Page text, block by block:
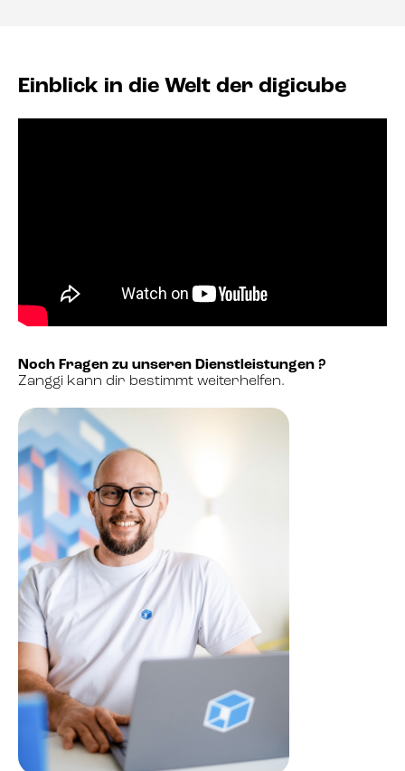
Einblick in die Welt der digicube
Noch Fragen zu unseren Dienstleistungen ?
Zanggi kann dir bestimmt weiterhelfen.